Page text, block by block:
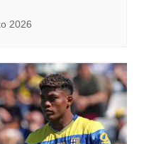
2026